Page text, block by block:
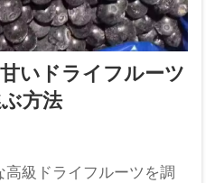
いドライフルーツ
方法
級ドライフルーツを調